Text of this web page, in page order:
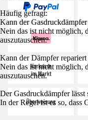
Häufig gefragt:
Kann der
Nein das ist nicht möglich,
auszutauschen.
Kann der Dämpfer
Nein das ist nicht möglich,
auszutauschen.
Der Gasdruckdämpfer
In der Regel ist es so, dass